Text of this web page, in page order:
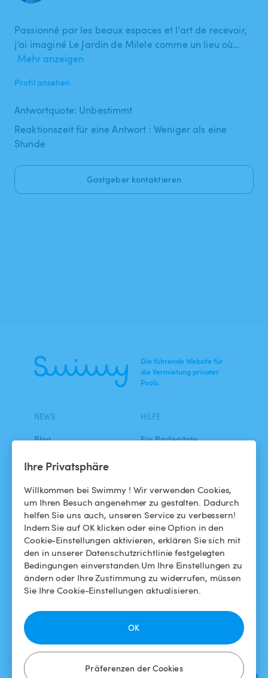
Ihre Privatsphäre
Willkommen bei Swimmy ! Wir verwenden Cookies,
um Ihren Besuch angenehmer zu gestalten. Dadurch
helfen Sie uns auch, unseren Service zu verbessern!
Indem Sie auf OK klicken oder eine Option in den
Cookie-Einstellungen aktivieren, erklären Sie sich mit
den in unserer Datenschutzrichtlinie festgelegten
Bedingungen einverstanden.Um Ihre Einstellungen zu
ändern oder Ihre Zustimmung zu widerrufen, müssen
Sie Ihre Cookie-Einstellungen aktualisieren.
Präferenzen der Cookies
OK
Passionné par les beaux espaces et l’art de recevoir,
j’ai imaginé Le Jardin de Milele comme un lieu où…
Mehr anzeigen
Profil ansehen
Antwortquote: Unbestimmt
Reaktionszeit für eine Antwort : Weniger als eine
Stunde
Gastgeber kontaktieren
Die führende Website für
die Vermietung privater
Pools.
NEWS
Blog
Swimmy in den Medien
Das Swimmy-Abenteuer
HILFE
Für Badegäste
Meinen Pool vermieten
So funktioniert's
HILFE
Helpdesk
Allgemeine
Datenschutzbestimmungen
Impressums
FOLGEN SIE UNS
Facebook
Instagram